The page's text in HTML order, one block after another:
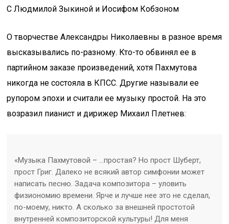
С Людмилой Зыкиной и Иосифом Кобзоном
О творчестве Александры Николаевны в разное время
высказывались по-разному. Кто-то обвинял ее в
партийном заказе произведений, хотя Пахмутова
никогда не состояла в КПСС. Другие называли ее
рупором эпохи и считали ее музыку простой. На это
возразил пианист и дирижер Михаил Плетнев:
«Музыка Пахмутовой – …простая? Но прост Шуберт,
прост Григ. Далеко не всякий автор симфонии может
написать песню. Задача композитора – уловить
физиономию времени. Ярче и лучше нее это не сделал,
по-моему, никто. А сколько за внешней простотой
внутренней композиторской культуры! Для меня